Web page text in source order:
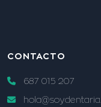
CONTACTO
687 015 207